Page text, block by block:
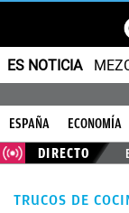
ES NOTICIA
ESPAÑA ECONOMÍA
DIRECTO
TRUCOS DE